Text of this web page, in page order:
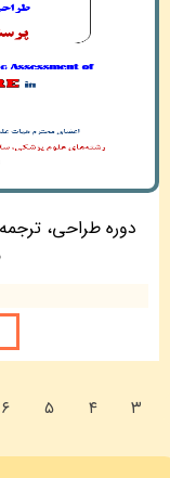
دوره طراحی،
۳ ۴ ۵ ۶